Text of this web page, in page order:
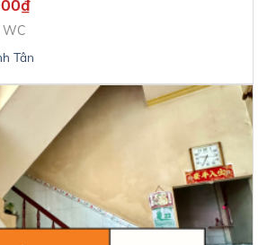
₫
WC
Tân